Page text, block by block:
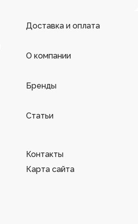
Доставка и оплата
О компании
Бренды
Статьи
Контакты
Карта сайта